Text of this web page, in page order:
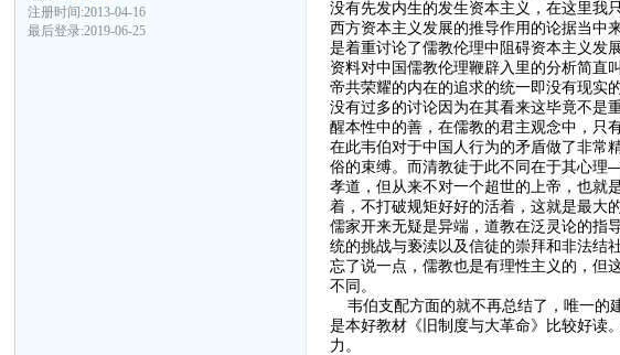
注册时间:2013-04-16
最后登录:2019-06-25
没有先发内生的发生资本主义，在这里我
西方资本主义发展的推导作用的论据当中
是着重讨论了儒教伦理中阻碍资本主义发
资料对中国儒教伦理鞭辟入里的分析简直
帝共荣耀的内在的追求的统一即没有现实
没有过多的讨论因为在其看来这毕竟不是
醒本性中的善，在儒教的君主观念中，只
在此韦伯对于中国人行为的矛盾做了非常
俗的束缚。而清教徒于此不同在于其心理
孝道，但从来不对一个超世的上帝，也就
着，不打破规矩好好的活着，这就是最大
儒家开来无疑是异端，道教在泛灵论的指
统的挑战与亵渎以及信徒的崇拜和非法结
忘了说一点，儒教也是有理性主义的，但
不同。
韦伯支配方面的就不再总结了，唯一的
是本好教材《旧制度与大革命》比较好读
力。